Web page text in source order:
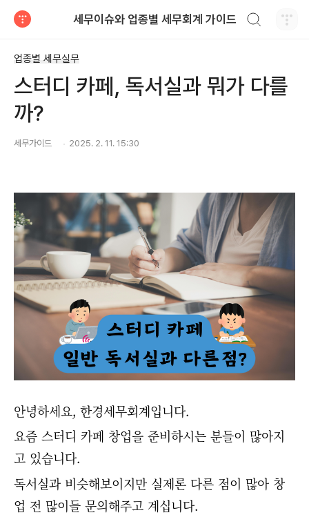
세무이슈와 업종별 세무회계 가이드
업종별 세무실무
스터디 카페, 독서실과 뭐가 다를
까?
세무가이드ㅤ 2025. 2. 11. 15:30
안녕하세요, 한경세무회계입니다.
요즘 스터디 카페 창업을 준비하시는 분들이 많아지
고 있습니다.
독서실과 비슷해보이지만 실제론 다른 점이 많아 창
업 전 많이들 문의해주고 계십니다.